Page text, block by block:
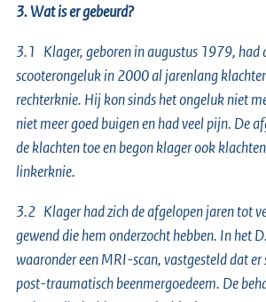
3. Wat is er gebeurd?
3.1 Klager, geboren in augustus 1979, had
scooterongeluk in 2000 al jarenlang
rechterknie. Hij kon sinds het ongeluk niet
niet meer goed buigen en had veel pijn. De
de klachten toe en begon klager ook
linkerknie.
3.2 Klager had zich de afgelopen jaren tot
gewend die hem onderzocht hebben. In het
waaronder een MRI-scan, vastgesteld dat er
post-traumatisch beenmergoedeem. De